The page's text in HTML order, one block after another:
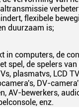
flexibele
duurzaam is;
in computers, de
spel, de spelers
plasmatvs, LCD
DV-
AV-bewerkers,
enz.